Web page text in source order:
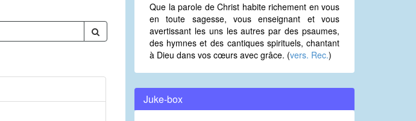
Que la parole de Christ habite richement en vous
en toute sagesse, vous enseignant et vous
avertissant les uns les autres par des psaumes,
des hymnes et des cantiques spirituels, chantant
à Dieu dans vos cœurs avec grâce. (vers. Rec.)
Juke-box